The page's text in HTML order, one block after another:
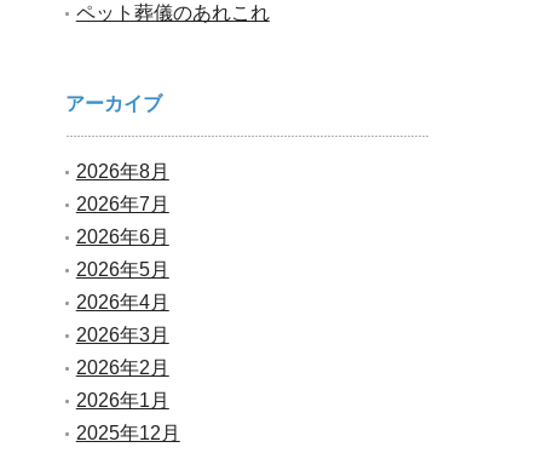
ペット葬儀のあれこれ
アーカイブ
2026年8月
2026年7月
2026年6月
2026年5月
2026年4月
2026年3月
2026年2月
2026年1月
2025年12月